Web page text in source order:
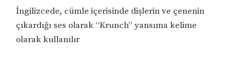
İngilizcede, cümle içerisinde dişlerin ve çenenin
çıkardığı ses olarak “Krunch” yansıma kelime
olarak kullanılır